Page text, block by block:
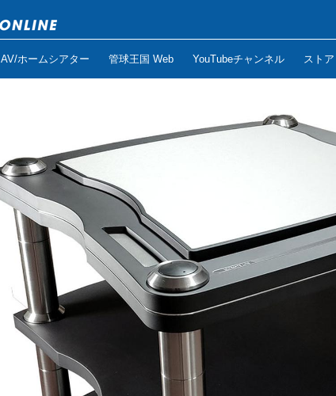
AV/ホームシアター 管球王国 Web YouTubeチャンネル ストア